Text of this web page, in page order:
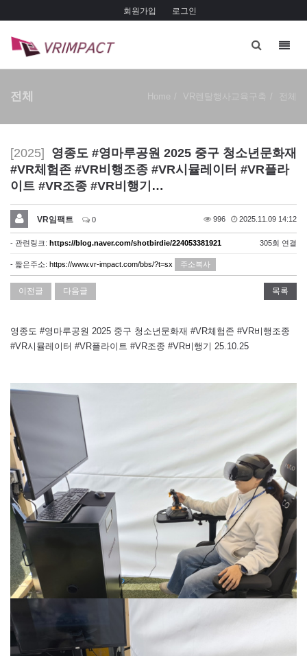
회원가입 로그인
전체 Home VR렌탈행사교육구축 전체
[2025]
영종도 #영마루공원 2025 중구 청소년문화재
#VR체험존 #VR비행조종 #VR시뮬레이터 #VR플라
이트 #VR조종 #VR비행기…
VR임팩트 0 996 2025.11.09 14:12
- 관련링크: https://blog.naver.com/shotbirdie/224053381921 305회 연결
- 짧은주소: https://www.vr-impact.com/bbs/?t=sx 주소복사
이전글 다음글 목록
영종도 #영마루공원 2025 중구 청소년문화재 #VR체험존 #VR비행조종
#VR시뮬레이터 #VR플라이트 #VR조종 #VR비행기 25.10.25